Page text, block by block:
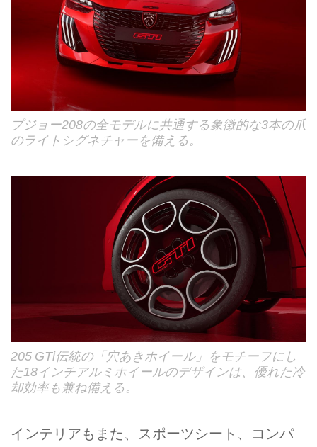
プジョー208の全モデルに共通する象徴的な3本の爪
のライトシグネチャーを備える。
205 GTi伝統の「穴あきホイール」をモチーフにし
た18インチアルミホイールのデザインは、優れた冷
却効率も兼ね備える。
インテリアもまた、スポーツシート、コンパ